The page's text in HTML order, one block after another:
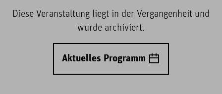
Diese Veranstaltung liegt in der Vergangenheit und
wurde archiviert.
Aktuelles Programm